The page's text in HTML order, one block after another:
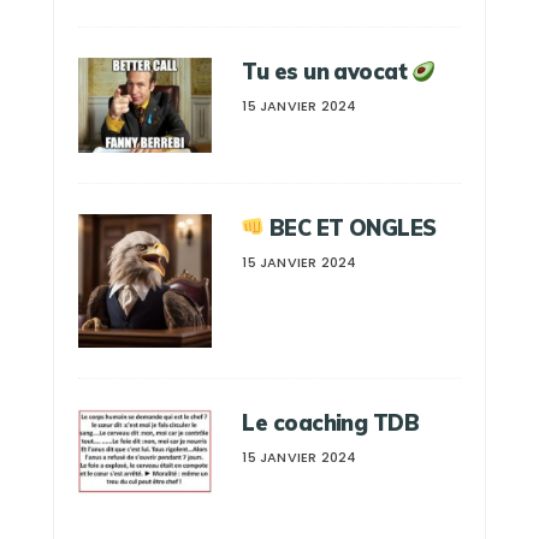
Tu es un avocat
15 JANVIER 2024
BEC ET ONGLES
15 JANVIER 2024
Le coaching TDB
15 JANVIER 2024